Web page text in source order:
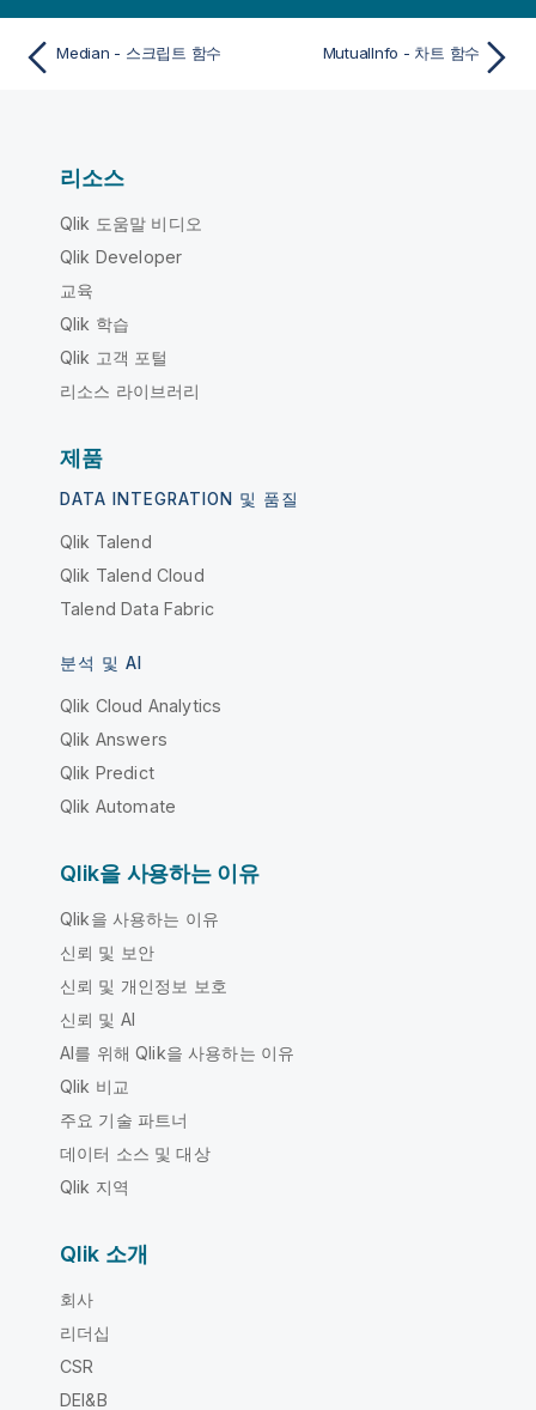
Median - 스크립트 함수 MutualInfo - 차트 함수
리소스
Qlik 도움말 비디오
Qlik Developer
교육
Qlik 학습
Qlik 고객 포털
리소스 라이브러리
제품
DATA INTEGRATION 및 품질
Qlik Talend
Qlik Talend Cloud
Talend Data Fabric
분석 및 AI
Qlik Cloud Analytics
Qlik Answers
Qlik Predict
Qlik Automate
Qlik을 사용하는 이유
Qlik을 사용하는 이유
신뢰 및 보안
신뢰 및 개인정보 보호
신뢰 및 AI
AI를 위해 Qlik을 사용하는 이유
Qlik 비교
주요 기술 파트너
데이터 소스 및 대상
Qlik 지역
Qlik 소개
회사
리더십
CSR
DEI&B